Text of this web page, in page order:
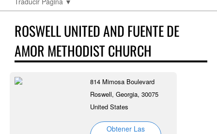
ROSWELL UNITED AND FUENTE DE
AMOR METHODIST CHURCH
814 Mimosa Boulevard
Roswell, Georgia, 30075
United States
Obtener Las